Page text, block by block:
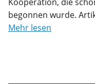
begonnen wurde.
Mehr lesen